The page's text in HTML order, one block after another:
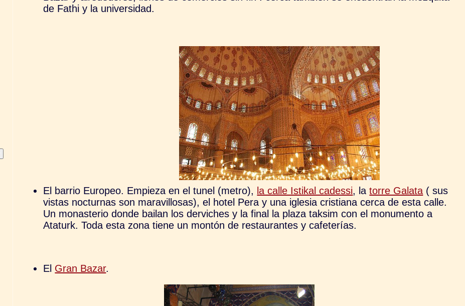
de Fathi y la universidad.
El barrio Europeo. Empieza en el tunel (metro), la calle Istikal cadessi, latorre Galata ( sus
vistas nocturnas son maravillosas), el hotel Pera y una iglesia cristiana cerca de esta calle.
Un monasterio donde bailan los derviches y la final la plaza taksim con el monumento a
Ataturk. Toda esta zona tiene un montón de restaurantes y cafeterías.
El Gran Bazar.